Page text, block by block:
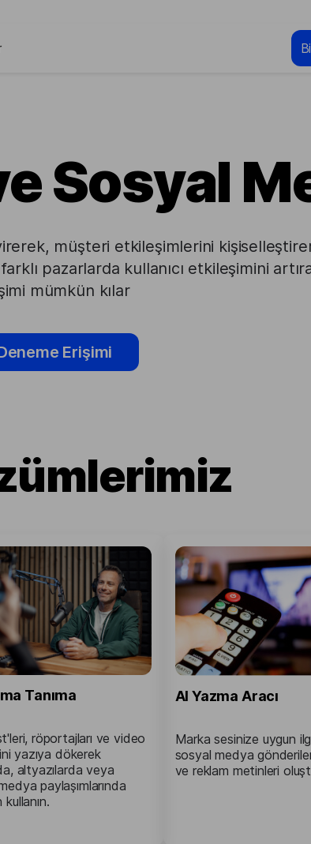
Sosyal
müşteri etkileşimlerini
pazarlarda kullanıcı etkileşimini
mümkün kılar
Erişimi
Tanıma
röportajları ve video
yazıya dökerek
altyazılarda veya
paylaşımlarında
AI Yazma Aracı
Marka sesinize uygun
sosyal medya
ve reklam metinleri